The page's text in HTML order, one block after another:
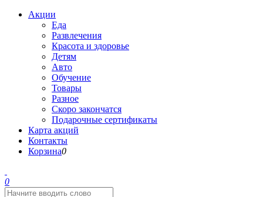
Акции
Еда
Развлечения
Красота и здоровье
Детям
Авто
Обучение
Товары
Разное
Скоро закончатся
Подарочные сертификаты
Карта акций
Контакты
Корзина0
0